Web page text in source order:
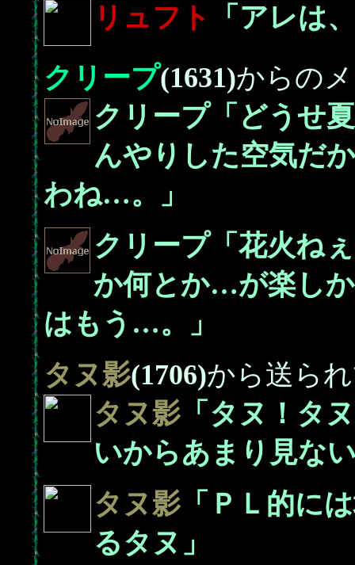
リュフト
「アレは
クリープ(1631)からの
クリープ「どうせ
んやりした空気だ
わね…。」
クリープ「花火ね
か何とか…が楽し
はもう…。」
タヌ影(1706)から送ら
タヌ影 「タヌ！タ
いからあまり見な
タヌ影 「ＰＬ的に
るタヌ」